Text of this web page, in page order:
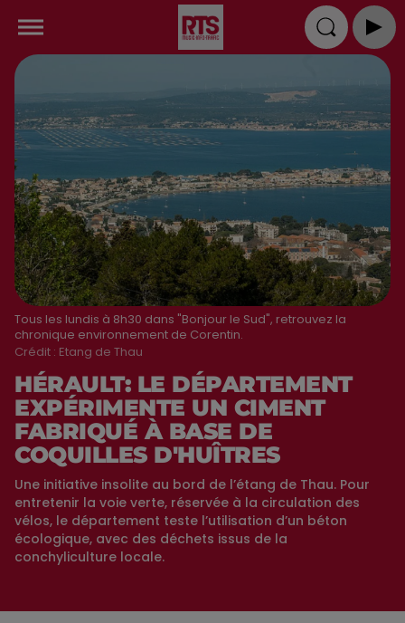
Tous les lundis à 8h30 dans "Bonjour le Sud", retrouvez la
chronique environnement de Corentin.
Crédit : Etang de Thau
HÉRAULT: LE DÉPARTEMENT
EXPÉRIMENTE UN CIMENT
FABRIQUÉ À BASE DE
COQUILLES D'HUÎTRES
Une initiative insolite au bord de l’étang de Thau. Pour
entretenir la voie verte, réservée à la circulation des
vélos, le département teste l’utilisation d’un béton
écologique, avec des déchets issus de la
conchyliculture locale.